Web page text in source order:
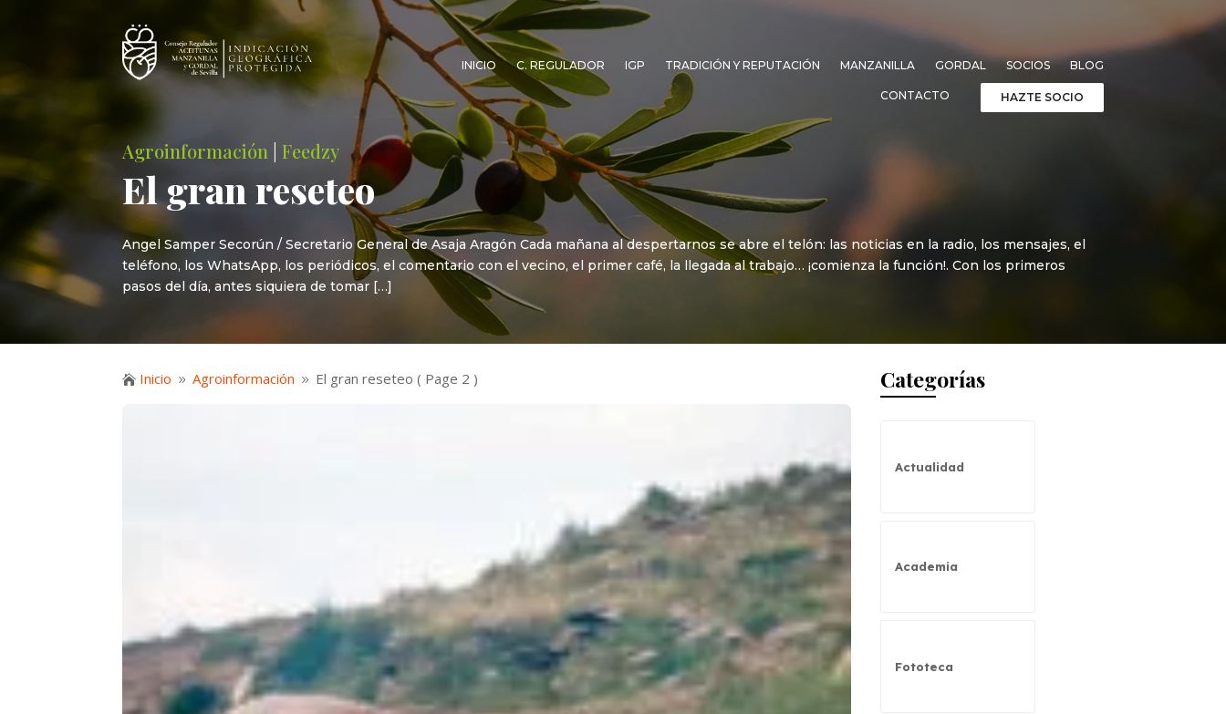
INICIO C. REGULADOR IGP TRADICIÓN Y REPUTACIÓN MANZANILLA GORDAL SOCIOS BLOG
CONTACTO HAZTE SOCIO
Agroinformación |Feedzy
El gran reseteo
Angel Samper Secorún / Secretario General de Asaja Aragón Cada mañana al despertarnos se abre el telón: las noticias en la radio, los mensajes, el
teléfono, los WhatsApp, los periódicos, el comentario con el vecino, el primer café, la llegada al trabajo… ¡comienza la función!. Con los primeros
pasos del día, antes siquiera de tomar […]
 Inicio 9 Agroinformación 9 El gran reseteo ( Page 2 ) Categorías
Actualidad
Academia
Fototeca